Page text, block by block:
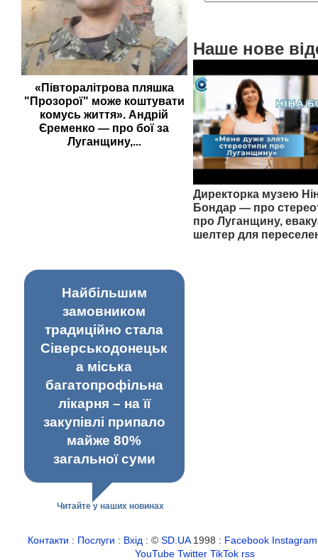
«Півторалітрова пляшка
"Прозорої" може коштувати
комусь життя». Андрій
Єременко — про бої за
Луганщину,...
Наше нове
Директорка музею
Бондар — про
про Луганщину,
шелтер для
Найбільшим
замовником
традиційно стала
Сіверськодонецьк
а міська
багатопрофільна
лікарня – на її
закупівлі припало
майже 80%
загальної суми
Читайте у наших новинах
Контакти : Послуги : Вхід : ©SD.UA1998 : Facebook Instagram
YouTube Twitter TikTok rss